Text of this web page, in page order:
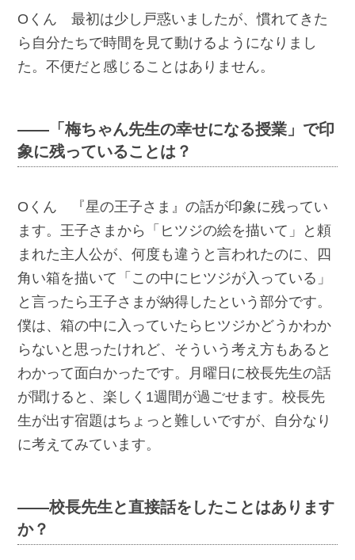
Oくん 最初は少し戸惑いましたが、慣れてきた
ら自分たちで時間を見て動けるようになりまし
た。不便だと感じることはありません。
――「梅ちゃん先生の幸せになる授業」で印
象に残っていることは？
Oくん 『星の王子さま』の話が印象に残ってい
ます。王子さまから「ヒツジの絵を描いて」と頼
まれた主人公が、何度も違うと言われたのに、四
角い箱を描いて「この中にヒツジが入っている」
と言ったら王子さまが納得したという部分です。
僕は、箱の中に入っていたらヒツジかどうかわか
らないと思ったけれど、そういう考え方もあると
わかって面白かったです。月曜日に校長先生の話
が聞けると、楽しく1週間が過ごせます。校長先
生が出す宿題はちょっと難しいですが、自分なり
に考えてみています。
――校長先生と直接話をしたことはあります
か？